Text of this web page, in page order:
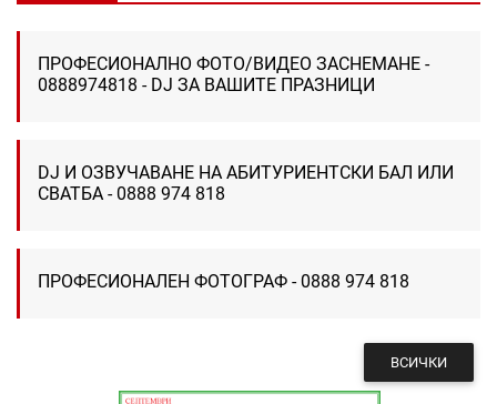
ПРОФЕСИОНАЛНО ФОТО/ВИДЕО ЗАСНЕМАНЕ -
0888974818 - DJ ЗА ВАШИТЕ ПРАЗНИЦИ
DJ И ОЗВУЧАВАНЕ НА АБИТУРИЕНТСКИ БАЛ ИЛИ
СВАТБА - 0888 974 818
ПРОФЕСИОНАЛЕН ФОТОГРАФ - 0888 974 818
ВСИЧКИ